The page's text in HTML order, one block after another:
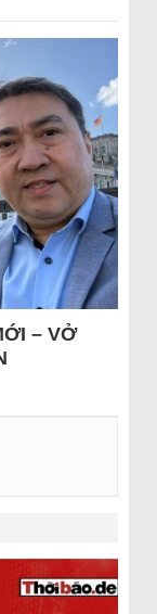
– VỞ